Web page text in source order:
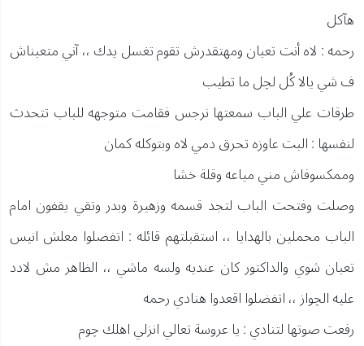
هآكل
رحمه : لاه أنت تعبان ومهتقدرش تقوم تغسل يدك ،، آني متعبناش
ف شي يالا كُل لچل ما تطيب
طرقات علي الباب سمعتها نرجس فقامت متوجهه للباب تتحدث
لنفسها : البت عاوزه تحرق دمي لاه وبتوكله كمان
وممكسوفاش مني مياعه وقلة خشا
وصلت وفتحت الباب لتجد قسمه وزهيرة وبدر وتقي يقفون امام
الباب محملين بالهدايا ،، استقبلتهم قائله : اتفضلوا معلش انيس
تعبان شوي والداكتور كان عنديه ولسه ماشي ،، الظاهر مش لادد
عليه الچواز ،، اتفضلوا اقعدوا هنادي رحمه
رفعت صوتها لتنادي : يا عروسة تعالي انزلي اهلك چوم